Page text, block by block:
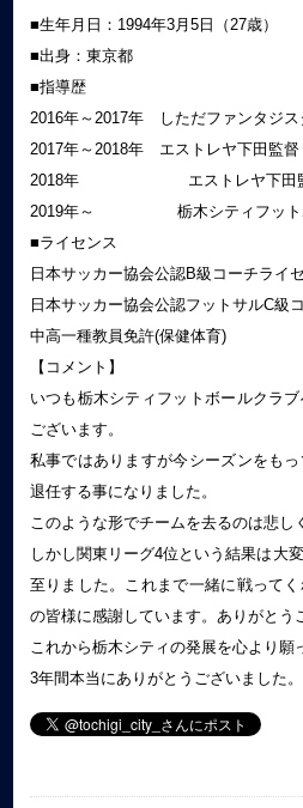
■生年月日：1994年3月5日（27歳）
■出身：東京都
■指導歴
2016年～2017年 しただファンタジス
2017年～2018年 エストレヤ下田監督
2018年 エストレヤ下田監督
2019年～ 栃木シティフットボ
■ライセンス
日本サッカー協会公認B級コーチライ
日本サッカー協会公認フットサルC級
中高一種教員免許(保健体育)
【コメント】
いつも栃木シティフットボールクラ
ございます。
私事ではありますが今シーズンをも
退任する事になりました。
このような形でチームを去るのは悲し
しかし関東リーグ4位という結果は大
至りました。これまで一緒に戦って
の皆様に感謝しています。ありがとう
これから栃木シティの発展を心より願
3年間本当にありがとうございました。